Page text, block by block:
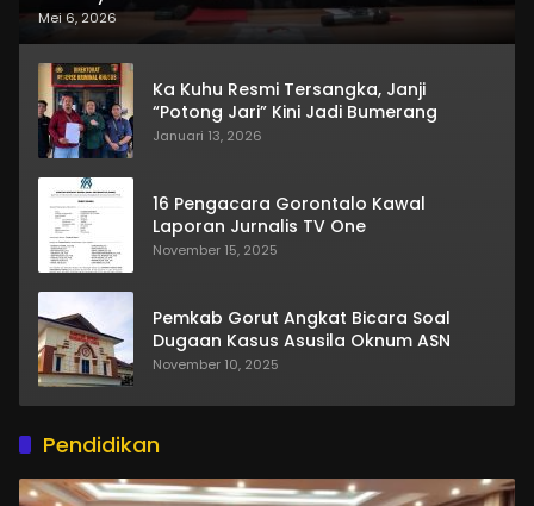
Mei 6, 2026
Ka Kuhu Resmi Tersangka, Janji
“Potong Jari” Kini Jadi Bumerang
Januari 13, 2026
16 Pengacara Gorontalo Kawal
Laporan Jurnalis TV One
November 15, 2025
Pemkab Gorut Angkat Bicara Soal
Dugaan Kasus Asusila Oknum ASN
November 10, 2025
Pendidikan